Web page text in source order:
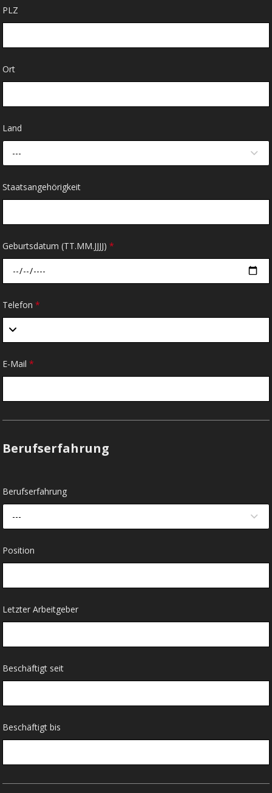
PLZ
Ort
Land
---
Staatsangehörigkeit
Geburtsdatum (TT.MM.JJJJ)*
Telefon*
E-Mail*
Berufserfahrung
Berufserfahrung
---
Position
Letzter Arbeitgeber
Beschäftigt seit
Beschäftigt bis